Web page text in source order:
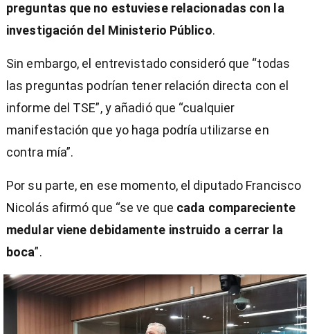
preguntas que no estuviese relacionadas con la
investigación del Ministerio Público.
Sin embargo, el entrevistado consideró que “todas
las preguntas podrían tener relación directa con el
informe del TSE”, y añadió que “cualquier
manifestación que yo haga podría utilizarse en
contra mía”.
Por su parte, en ese momento, el diputado Francisco
Nicolás afirmó que “se ve que cada compareciente
medular viene debidamente instruido a cerrar la
boca”.